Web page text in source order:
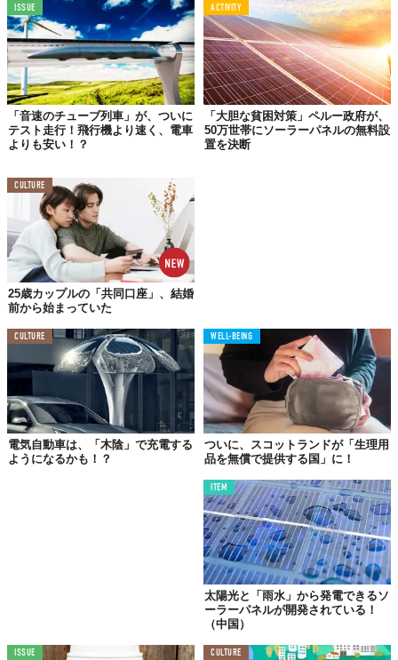
ISSUE
「音速のチューブ列車」が、ついに
テスト走行！飛行機より速く、電車
よりも安い！？
ACTIVITY
「大胆な貧困対策」ペルー政府が、
50万世帯にソーラーパネルの無料設
置を決断
CULTURE
25歳カップルの「共同口座」、結婚
前から始まっていた
CULTURE
電気自動車は、「木陰」で充電する
ようになるかも！？
WELL-BEING
ついに、スコットランドが「生理用
品を無償で提供する国」に！
ITEM
太陽光と「雨水」から発電できるソ
ーラーパネルが開発されている！
（中国）
ISSUE CULTURE